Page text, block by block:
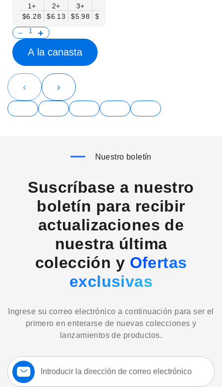
1+
$6.28
2+
$6.13
3+
$5.98
$5.83
A la canasta
‹ ›
Nuestro boletín
Suscríbase a nuestro
boletín para recibir
actualizaciones de
nuestra última
colección y Ofertas
exclusivas
Ingrese su correo electrónico a continuación para ser el
primero en enterarse de nuevas colecciones y
lanzamientos de productos.
Suscríbase
a
nuestro